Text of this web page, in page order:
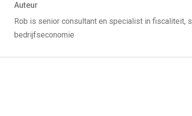
Auteur
Rob is senior consultant en specialist in fiscaliteit,
bedrijfseconomie